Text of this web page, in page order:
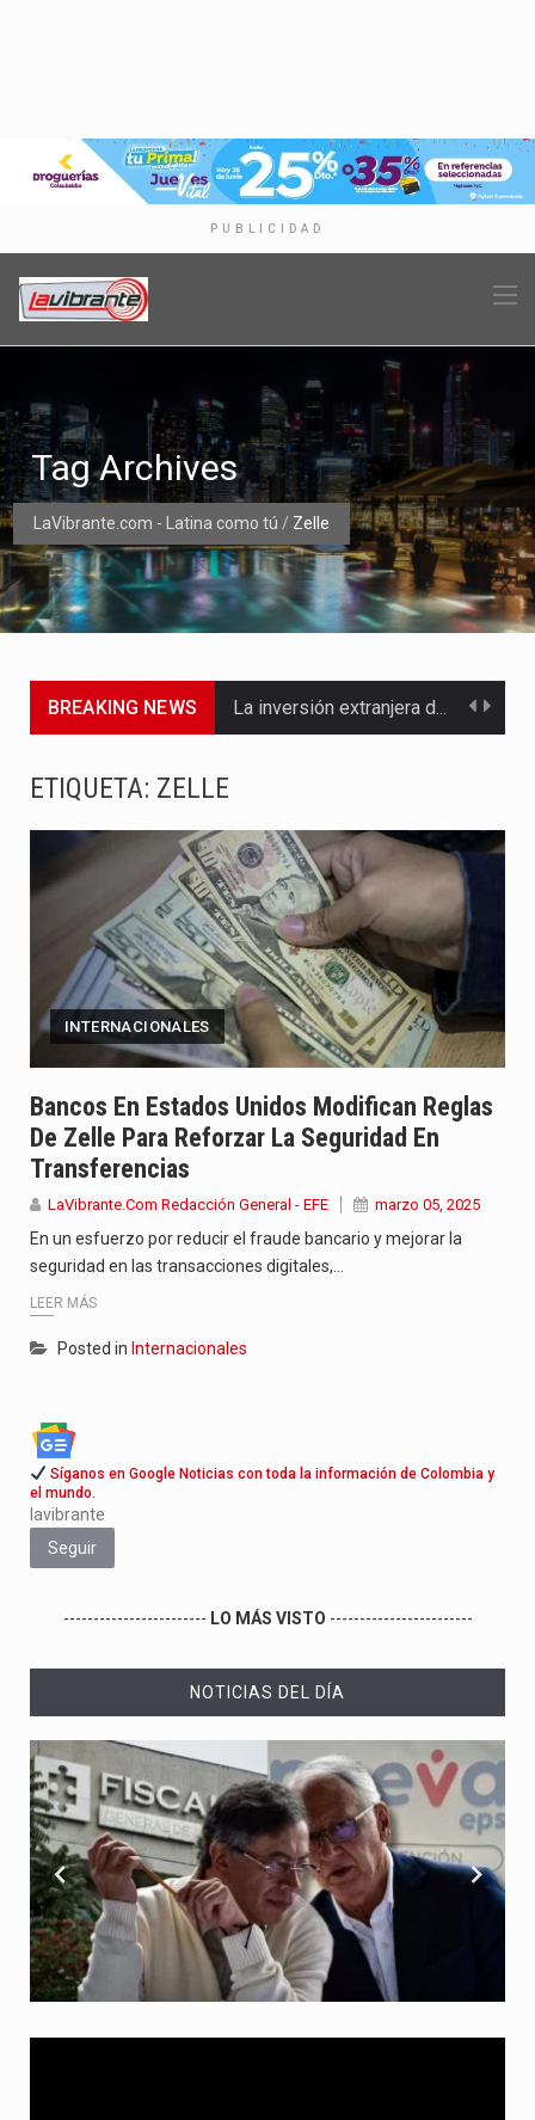
PUBLICIDAD
LaVibrante.com - Latina como tú / Zelle
Tag Archives
BREAKING NEWS La inversión extranjera directa en Colombia comenzó a dar señales…
A pocas horas del cambio de gobierno, el equipo de…
La Alcaldía de Barranquilla puso en marcha un amplio plan…
Saber cómo borrar el historial de operaciones en MT4 es…
Jhon Arias continúa consolidándose como una de las grandes figuras…
La cantautora venezolana Joaquina vuelve a sorprender a sus seguidores…
La investigación por la muerte de Kevin Arley Acosta Pico,…
ETIQUETA: ZELLE
INTERNACIONALES
Bancos En Estados Unidos Modifican Reglas
De Zelle Para Reforzar La Seguridad En
Transferencias
LaVibrante.Com Redacción General - EFE marzo 05, 2025
En un esfuerzo por reducir el fraude bancario y mejorar la
seguridad en las transacciones digitales,…
LEER MÁS
Posted in Internacionales
Síganos en Google Noticias con toda la información de Colombia y
el mundo.
lavibrante
Seguir
------------------------ LO MÁS VISTO ------------------------
NOTICIAS DEL DÍA